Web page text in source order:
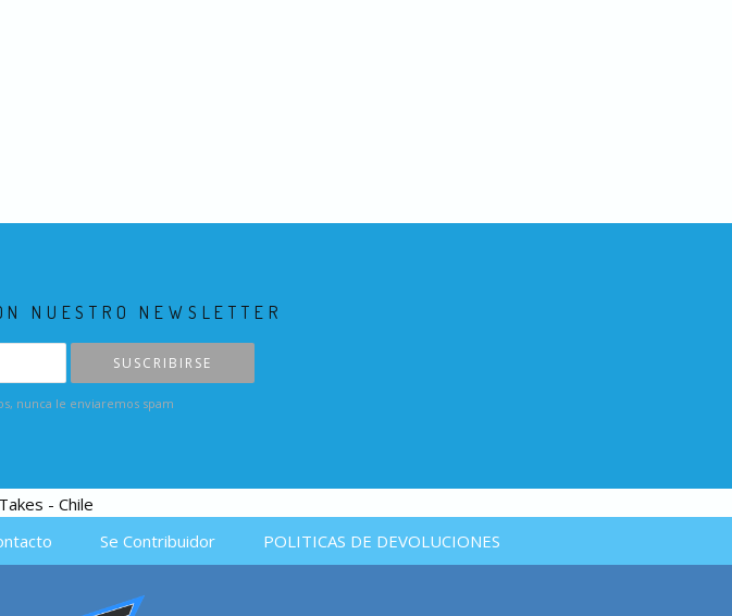
NUESTRO NEWSLETTER
SUSCRIBIRSE
nunca le enviaremos spam
Se Contribuidor POLITICAS DE DEVOLUCIONES